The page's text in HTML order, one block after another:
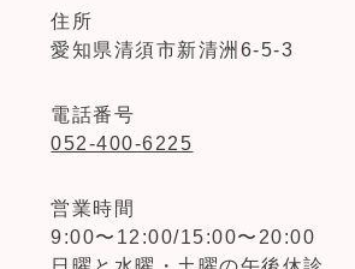
住所
愛知県清須市新清洲6-5-3
電話番号
052-400-6225
営業時間
9:00〜12:00/15:00〜20:00